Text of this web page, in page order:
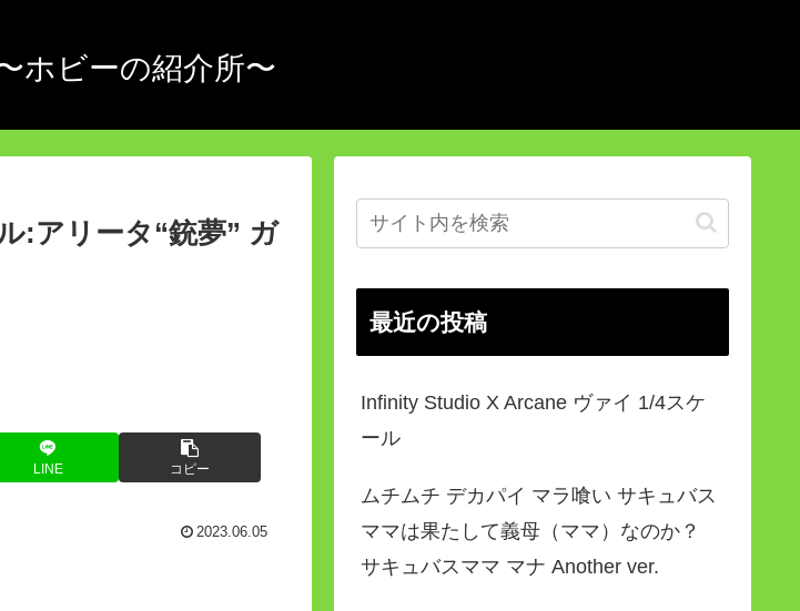
ホビーの紹介所〜
:アリータ“銃夢” ガ
LINE コピー
2023.06.05
最近の投稿
Infinity Studio X Arcane ヴァイ 1/4スケ
ール
ムチムチ デカパイ マラ喰い サキュバス
ママは果たして義母（ママ）なのか？
サキュバスママ マナ Another ver.